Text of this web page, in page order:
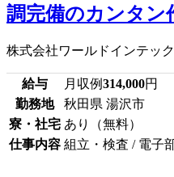
調完備のカンタン
株式会社ワールドインテック
給与 月収例314,000円
勤務地
秋田県 湯沢市
寮・社宅 あり（無料）
仕事内容 組立・検査 / 電子